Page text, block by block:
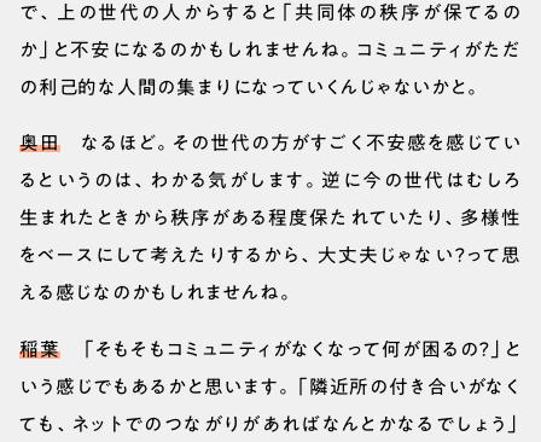
で、上の世代の人からすると「共同体の秩序が保てるの
か」と不安になるのかもしれませんね。コミュニティがただ
の利己的な人間の集まりになっていくんじゃないかと。
奥田 なるほど。その世代の方がすごく不安感を感じてい
るというのは、わかる気がします。逆に今の世代はむしろ
生まれたときから秩序がある程度保たれていたり、多様性
をベースにして考えたりするから、大丈夫じゃない？って思
える感じなのかもしれませんね。
稲葉「そもそもコミュニティがなくなって何が困るの？」と
いう感じでもあるかと思います。「隣近所の付き合いがなく
ても、ネットでのつながりがあればなんとかなるでしょう」